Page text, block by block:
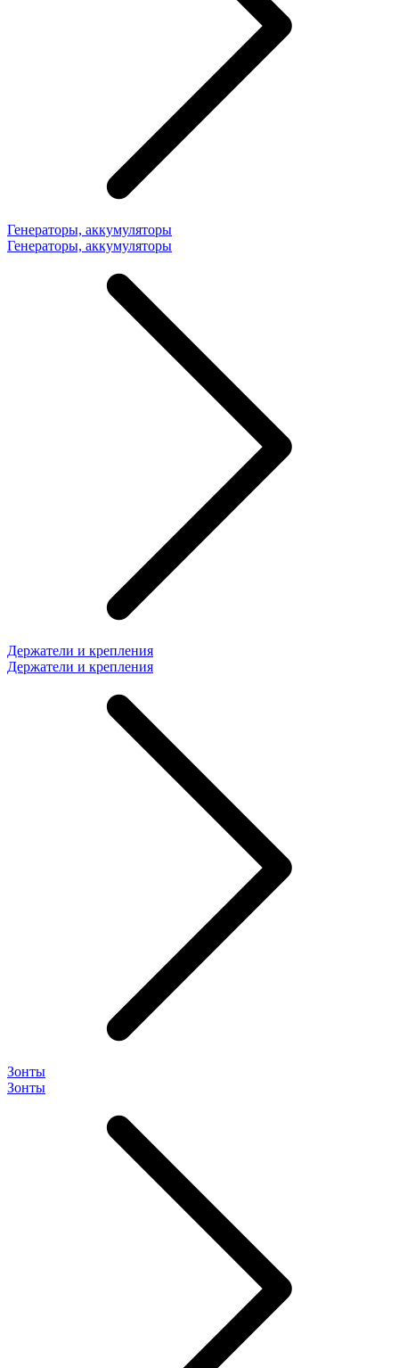
Генераторы, аккумуляторы
Генераторы, аккумуляторы
Держатели и крепления
Держатели и крепления
Зонты
Зонты